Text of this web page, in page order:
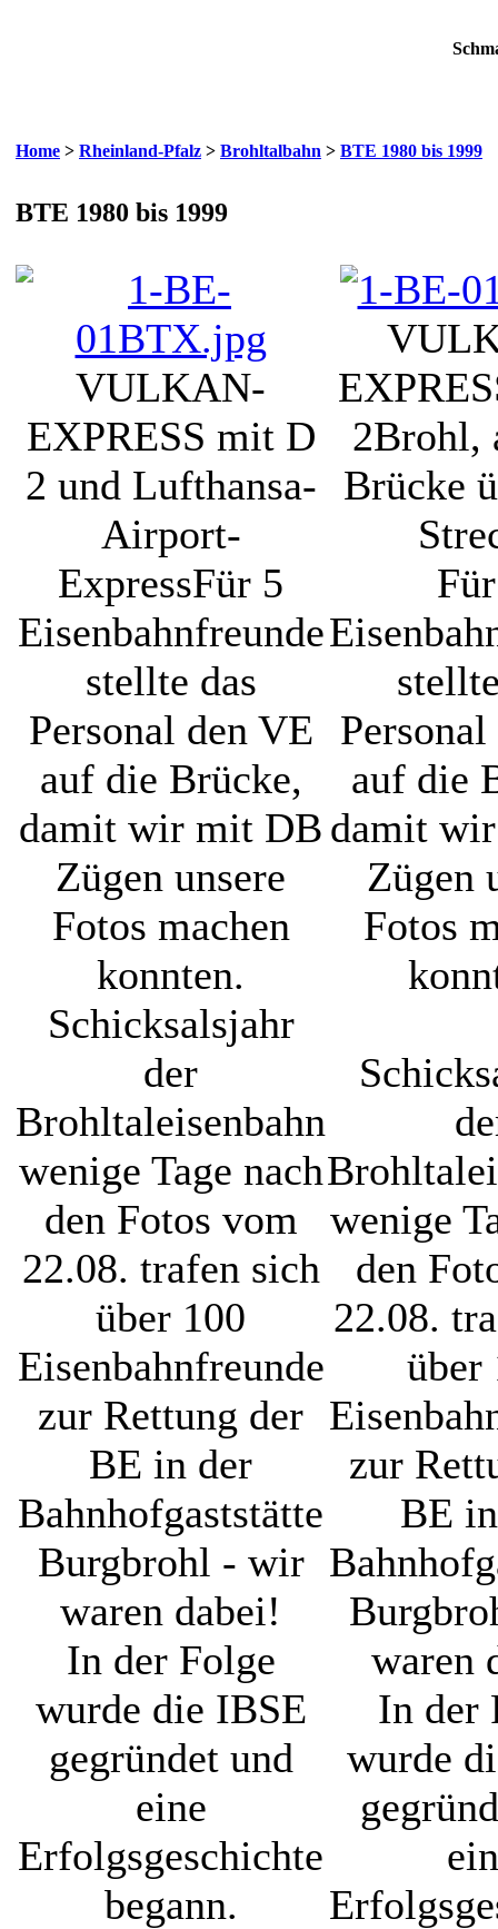
Home > Rheinland-Pfalz > Brohltalbahn > BTE 1980 bis 1999
BTE 1980 bis 1999
VULKAN-
EXPRESS mit D
2 und Lufthansa-
Airport-
ExpressFür 5
Eisenbahnfreunde
stellte das
Personal den VE
auf die Brücke,
damit wir mit DB
Zügen unsere
Fotos machen
konnten.
Schicksalsjahr
der
Brohltaleisenbahn
wenige Tage nach
den Fotos vom
22.08. trafen sich
über 100
Eisenbahnfreunde
zur Rettung der
BE in der
Bahnhofgaststätte
Burgbrohl - wir
waren dabei!
In der Folge
wurde die IBSE
gegründet und
eine
Erfolgsgeschichte
begann.
2Brohl,
Brücke
auf die
damit
Zügen
Fotos
wenige
den
22.08.
über
zur
BE
waren
In der
wurde